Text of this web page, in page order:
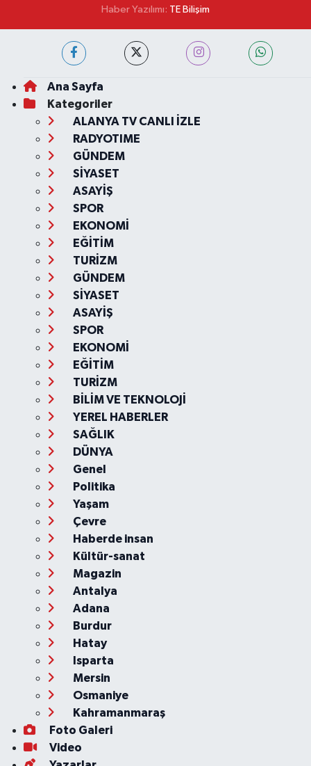
Haber Yazılımı: TE Bilişim
Ana Sayfa
Kategoriler
ALANYA TV CANLI İZLE
RADYOTIME
GÜNDEM
SİYASET
ASAYİŞ
SPOR
EKONOMİ
EĞİTİM
TURİZM
GÜNDEM
SİYASET
ASAYİŞ
SPOR
EKONOMİ
EĞİTİM
TURİZM
BİLİM VE TEKNOLOJİ
YEREL HABERLER
SAĞLIK
DÜNYA
Genel
Politika
Yaşam
Çevre
Haberde insan
Kültür-sanat
Magazin
Antalya
Adana
Burdur
Hatay
Isparta
Mersin
Osmaniye
Kahramanmaraş
Foto Galeri
Video